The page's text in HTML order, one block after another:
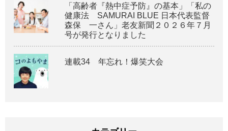
「高齢者『熱中症予防』の基本」「私の
健康法 SAMURAI BLUE 日本代表監督
森保 一さん」老友新聞２０２６年７月
号が発行となりました
連載34 年忘れ！爆笑大会